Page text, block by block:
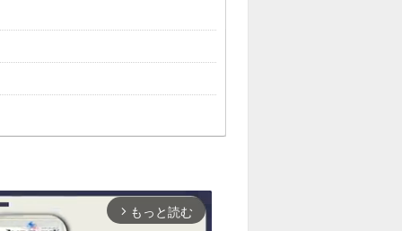
arrow_forward_ios もっと読む